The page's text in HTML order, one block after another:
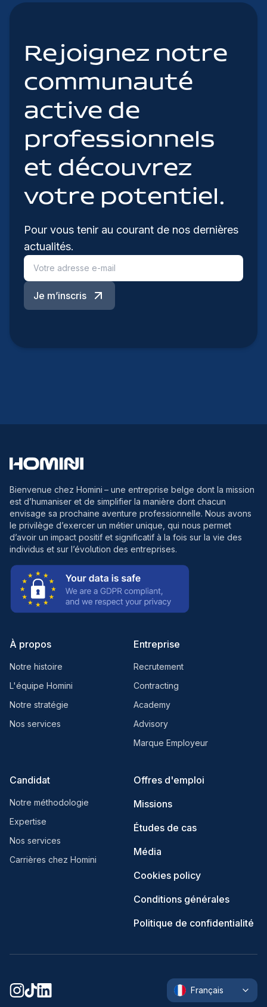
Rejoignez notre
communauté
active de
professionnels
et découvrez
votre potentiel.
Pour vous tenir au courant de nos dernières
actualités.
Je m’inscris
Bienvenue chez Homini – une entreprise belge dont la mission
est d’humaniser et de simplifier la manière dont chacun
envisage sa prochaine aventure professionnelle. Nous avons
le privilège d’exercer un métier unique, qui nous permet
d’avoir un impact positif et significatif à la fois sur la vie des
individus et sur l’évolution des entreprises.
À propos
Notre histoire
L'équipe Homini
Notre stratégie
Nos services
Entreprise
Recrutement
Contracting
Academy
Advisory
Marque Employeur
Candidat
Notre méthodologie
Expertise
Nos services
Carrières chez Homini
Offres d'emploi
Missions
Études de cas
Média
Cookies policy
Conditions générales
Politique de confidentialité
Français